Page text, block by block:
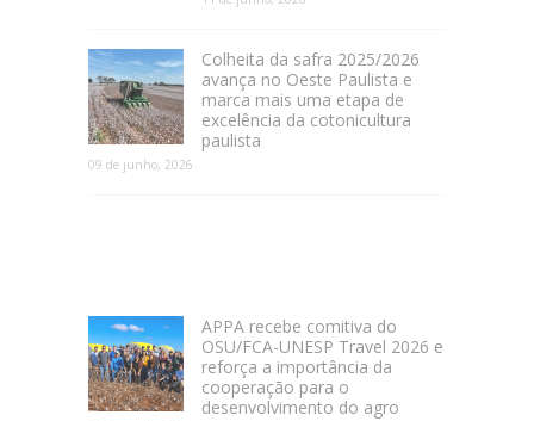
Colheita da safra 2025/2026
avança no Oeste Paulista e
marca mais uma etapa de
excelência da cotonicultura
paulista
09 de junho, 2026
APPA recebe comitiva do
OSU/FCA-UNESP Travel 2026 e
reforça a importância da
cooperação para o
desenvolvimento do agro